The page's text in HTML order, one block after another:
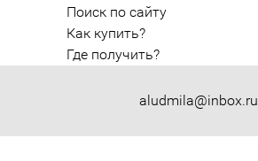
aludmila@inbox.ru
Поиск по сайту
Как купить?
Где получить?